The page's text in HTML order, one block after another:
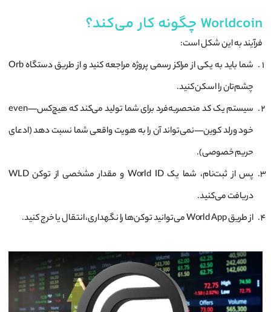
Worldcoin چگونه کار می‌کند؟
فرآیند به این شکل است:
شما باید به یکی از مراکز رسمی پروژه مراجعه کنید و از طریق دستگاه Orb
چشم‌تان را اسکن کنید.
سیستم یک کد منحصربه‌فرد برای شما تولید می‌کند که هیچ‌کس—even
خود ورلد کوین—نمی‌تواند آن را به هویت واقعی شما نسبت دهد (ادعای
حریم خصوصی).
پس از ثبت‌نام، شما یک World ID و مقدار مشخصی از توکن WLD
دریافت می‌کنید.
از طریق World App می‌توانید توکن‌ها را نگهداری، انتقال یا خرج کنید.